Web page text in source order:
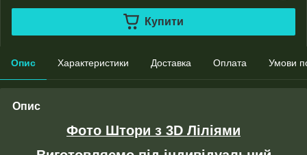
Купити
Опис Характеристики Доставка Оплата Умови
Опис
Фото Штори з 3D Ліліями